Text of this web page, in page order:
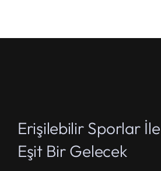
Erişilebilir Sporlar İle
Eşit Bir Gelecek